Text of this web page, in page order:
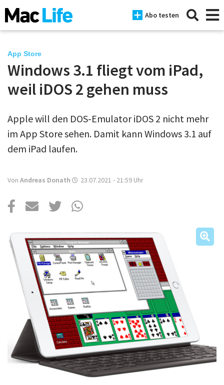
Abo testen
News
Mac
iPad
Tipps
Magazine
Podcast
Mac Life+
Anmelden
App Store
Windows 3.1 fliegt vom iPad,
weil iDOS 2 gehen muss
Apple will den DOS-Emulator iDOS 2 nicht mehr
im App Store sehen. Damit kann Windows 3.1 auf
dem iPad laufen.
Von Andreas Donath 23.07.2021 - 21:59 Uhr